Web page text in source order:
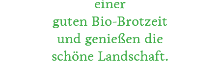
einer
guten Bio-Brotzeit
und genießen die
schöne Landschaft.